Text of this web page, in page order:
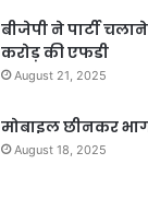
बीजेपी ने पार्टी
करोड़ की एफडी
August 21, 2025
मोबाइल छीनकर
August 18, 2025